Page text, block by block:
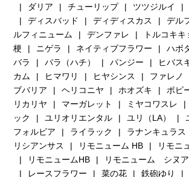
ダリア
チューリップ ツツジルイ
ディスバッド
ディディスカス デル
ルフィニューム
デンファレ トルコキキ
梗
ニゲラ ネイティブフラワー ハボ
バラ
バラ（ハチ） パンジー ヒバス
カム
ヒマワリ ヒヤシンス ファレノ
ブバリア
ヘリコニヤ ホオズキ ポピ
リカリヤ
マーガレット ミヤコワスレ
ック
ユリオリエンタル ユリ（LA）
フォルビア
ライラック ラナンキュラス
リシアンサス
リモニューム HB
リモニ
リモニュームHB
リモニューム シヌ
レースフラワー
菜の花 鉄砲ゆり